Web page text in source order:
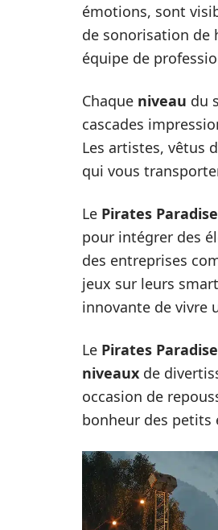
émotions, sont
de sonorisation de
équipe de
Chaque niveau du
cascades
Les artistes, vêtus
qui vous
Le Pirates Paradise
pour intégrer des
des entreprises
jeux sur leurs
innovante de vivre
Le Pirates Paradise
niveaux de
occasion de
bonheur des petits